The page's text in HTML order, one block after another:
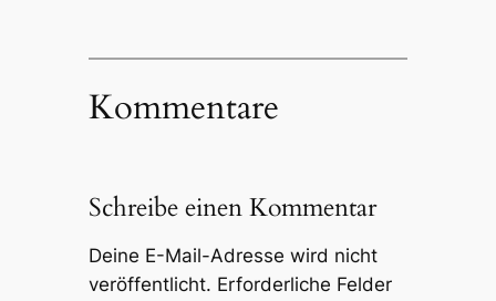
Kommentare
Schreibe einen Kommentar
Deine E-Mail-Adresse wird nicht
veröffentlicht. Erforderliche Felder